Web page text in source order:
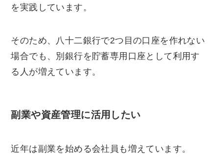
を実践しています。
そのため、八十二銀行で2つ目の口座を作れない
場合でも、別銀行を貯蓄専用口座として利用す
る人が増えています。
副業や資産管理に活用したい
近年は副業を始める会社員も増えています。